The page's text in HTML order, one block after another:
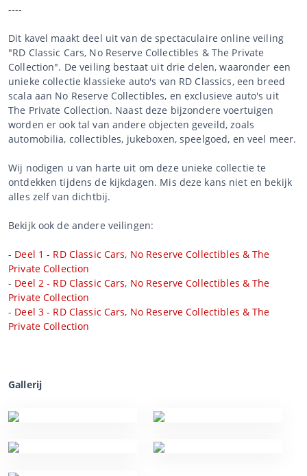
----
Dit kavel maakt deel uit van de spectaculaire online veiling
"RD Classic Cars, No Reserve Collectibles & The Private
Collection". De veiling bestaat uit drie delen, waaronder een
unieke collectie klassieke auto's van RD Classics, een breed
scala aan No Reserve Collectibles, en exclusieve auto's uit
The Private Collection. Naast deze bijzondere voertuigen
worden er ook tal van andere objecten geveild, zoals
automobilia, collectibles, jukeboxen, speelgoed, en veel meer.
Wij nodigen u van harte uit om deze unieke collectie te
ontdekken tijdens de kijkdagen. Mis deze kans niet en bekijk
alles zelf van dichtbij.
Bekijk ook de andere veilingen:
- Deel 1 - RD Classic Cars, No Reserve Collectibles & The
Private Collection
- Deel 2 - RD Classic Cars, No Reserve Collectibles & The
Private Collection
- Deel 3 - RD Classic Cars, No Reserve Collectibles & The
Private Collection
Gallerij